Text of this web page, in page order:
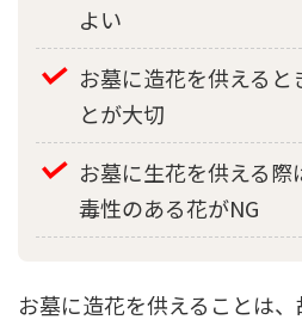
よい
お墓に造花を供える
とが大切
お墓に生花を供える
毒性のある花がNG
お墓に造花を供えることは